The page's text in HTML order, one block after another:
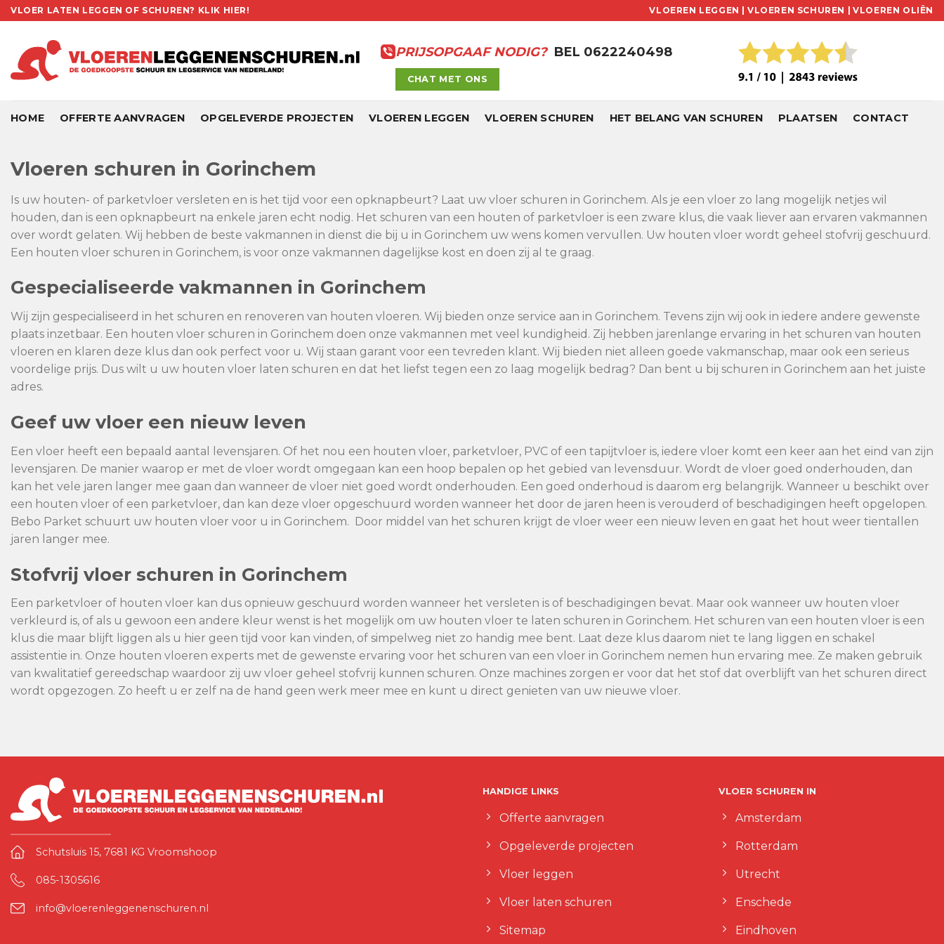
Skip
to
content
VLOER LATEN LEGGEN OF SCHUREN? KLIK HIER! VLOEREN LEGGEN | VLOEREN SCHUREN | VLOEREN OLIËN
PRIJSOPGAAF NODIG? BEL 0622240498
CHAT MET ONS
HOME OFFERTE AANVRAGEN OPGELEVERDE PROJECTEN VLOEREN LEGGEN VLOEREN SCHUREN HET BELANG VAN SCHUREN PLAATSEN CONTACT
Vloeren schuren in Gorinchem
Is uw houten- of parketvloer versleten en is het tijd voor een opknapbeurt? Laat uw vloer schuren in Gorinchem. Als je een vloer zo lang mogelijk netjes wil
houden, dan is een opknapbeurt na enkele jaren echt nodig. Het schuren van een houten of parketvloer is een zware klus, die vaak liever aan ervaren vakmannen
over wordt gelaten. Wij hebben de beste vakmannen in dienst die bij u in Gorinchem uw wens komen vervullen. Uw houten vloer wordt geheel stofvrij geschuurd.
Een houten vloer schuren in Gorinchem, is voor onze vakmannen dagelijkse kost en doen zij al te graag.
Gespecialiseerde vakmannen in Gorinchem
Wij zijn gespecialiseerd in het schuren en renoveren van houten vloeren. Wij bieden onze service aan in Gorinchem. Tevens zijn wij ook in iedere andere gewenste
plaats inzetbaar. Een houten vloer schuren in Gorinchem doen onze vakmannen met veel kundigheid. Zij hebben jarenlange ervaring in het schuren van houten
vloeren en klaren deze klus dan ook perfect voor u. Wij staan garant voor een tevreden klant. Wij bieden niet alleen goede vakmanschap, maar ook een serieus
voordelige prijs. Dus wilt u uw houten vloer laten schuren en dat het liefst tegen een zo laag mogelijk bedrag? Dan bent u bij schuren in Gorinchem aan het juiste
adres.
Geef uw vloer een nieuw leven
Een vloer heeft een bepaald aantal levensjaren. Of het nou een houten vloer, parketvloer, PVC of een tapijtvloer is, iedere vloer komt een keer aan het eind van zijn
levensjaren. De manier waarop er met de vloer wordt omgegaan kan een hoop bepalen op het gebied van levensduur. Wordt de vloer goed onderhouden, dan
kan het vele jaren langer mee gaan dan wanneer de vloer niet goed wordt onderhouden. Een goed onderhoud is daarom erg belangrijk. Wanneer u beschikt over
een houten vloer of een parketvloer, dan kan deze vloer opgeschuurd worden wanneer het door de jaren heen is verouderd of beschadigingen heeft opgelopen.
Bebo Parket schuurt uw houten vloer voor u in Gorinchem. Door middel van het schuren krijgt de vloer weer een nieuw leven en gaat het hout weer tientallen
jaren langer mee.
Stofvrij vloer schuren in Gorinchem
Een parketvloer of houten vloer kan dus opnieuw geschuurd worden wanneer het versleten is of beschadigingen bevat. Maar ook wanneer uw houten vloer
verkleurd is, of als u gewoon een andere kleur wenst is het mogelijk om uw houten vloer te laten schuren in Gorinchem. Het schuren van een houten vloer is een
klus die maar blijft liggen als u hier geen tijd voor kan vinden, of simpelweg niet zo handig mee bent. Laat deze klus daarom niet te lang liggen en schakel
assistentie in. Onze houten vloeren experts met de gewenste ervaring voor het schuren van een vloer in Gorinchem nemen hun ervaring mee. Ze maken gebruik
van kwalitatief gereedschap waardoor zij uw vloer geheel stofvrij kunnen schuren. Onze machines zorgen er voor dat het stof dat overblijft van het schuren direct
wordt opgezogen. Zo heeft u er zelf na de hand geen werk meer mee en kunt u direct genieten van uw nieuwe vloer.
Schutsluis 15, 7681 KG Vroomshoop
085-1305616
info@vloerenleggenenschuren.nl
HANDIGE LINKS
Offerte aanvragen
Opgeleverde projecten
Vloer leggen
Vloer laten schuren
Sitemap
VLOER SCHUREN IN
Amsterdam
Rotterdam
Utrecht
Enschede
Eindhoven